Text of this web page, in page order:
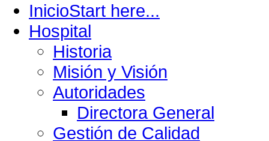
InicioStart here...
Hospital
Historia
Misión y Visión
Autoridades
Directora General
Gestión de Calidad